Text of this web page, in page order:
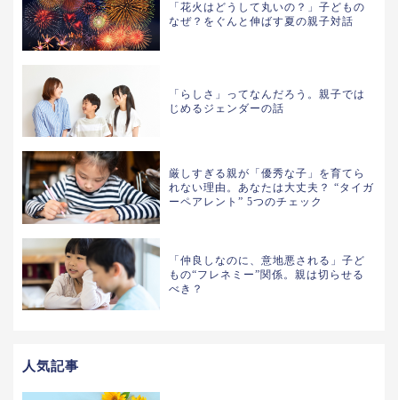
「花火はどうして丸いの？」子どもの
なぜ？をぐんと伸ばす夏の親子対話
「らしさ」ってなんだろう。親子では
じめるジェンダーの話
厳しすぎる親が「優秀な子」を育てら
れない理由。あなたは大丈夫？ “タイガ
ーペアレント” 5つのチェック
「仲良しなのに、意地悪される」子ど
もの“フレネミー”関係。親は切らせる
べき？
人気記事